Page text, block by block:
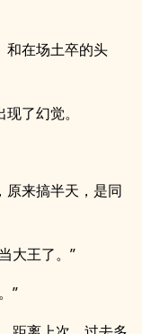
和在场土卒的头
了幻觉。
原来搞半天，是同
大王了。”
”